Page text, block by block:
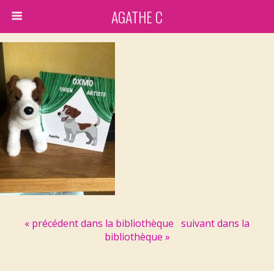
AGATHE C
« précédent dans la bibliothèque suivant dans la
bibliothèque »